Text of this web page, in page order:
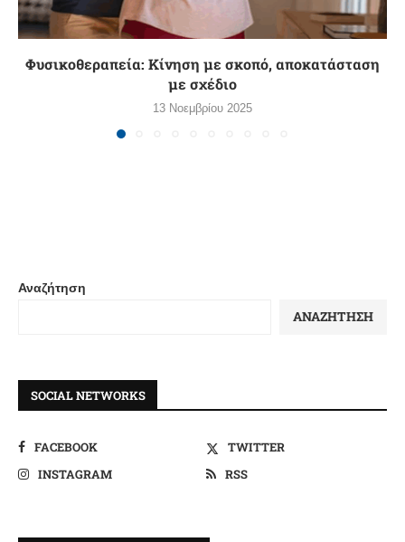
Φυσικοθεραπεία: Κίνηση με σκοπό, αποκατάσταση
με σχέδιο
13 Νοεμβρίου 2025
Αναζήτηση
ΑΝΑΖΉΤΗΣΗ
SOCIAL NETWORKS
FACEBOOK
TWITTER
INSTAGRAM
RSS